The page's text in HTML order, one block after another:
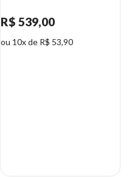
R$ 539,00
ou 10x de R$ 53,90